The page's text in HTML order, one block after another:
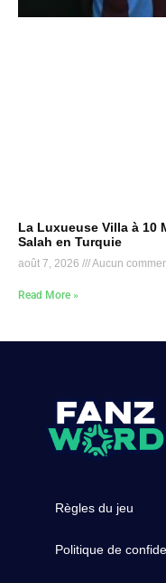
La Luxueuse Villa à 10
Salah en Turquie
août 7, 2026 Aucun
Read More »
Règles du jeu
Politique de